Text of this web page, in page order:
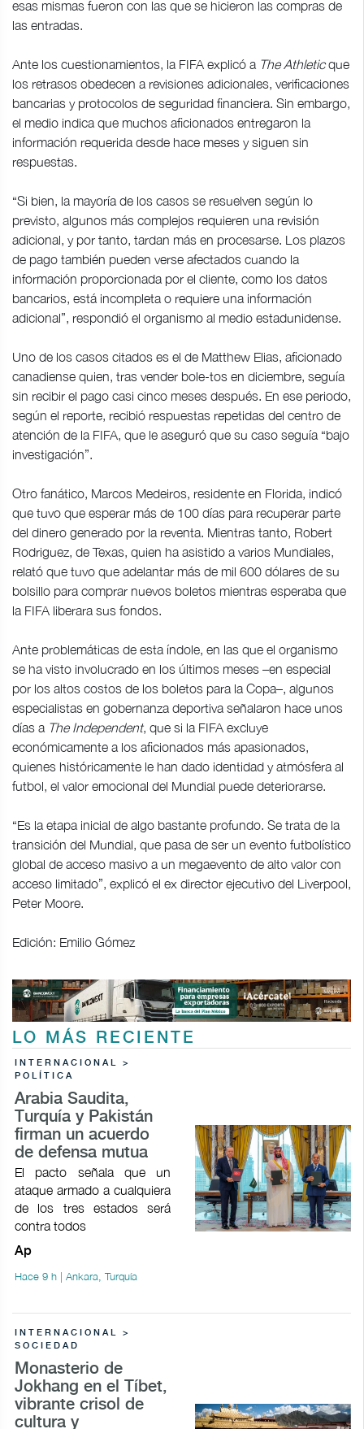
esas mismas fueron con las que se hicieron las compras de
las entradas.
Ante los cuestionamientos, la FIFA explicó a The Athleticque
los retrasos obedecen a revisiones adicionales, verificaciones
bancarias y protocolos de seguridad financiera. Sin embargo,
el medio indica que muchos aficionados entregaron la
información requerida desde hace meses y siguen sin
respuestas.
“Si bien, la mayoría de los casos se resuelven según lo
previsto, algunos más complejos requieren una revisión
adicional, y por tanto, tardan más en procesarse. Los plazos
de pago también pueden verse afectados cuando la
información proporcionada por el cliente, como los datos
bancarios, está incompleta o requiere una información
adicional”, respondió el organismo al medio estadunidense.
Uno de los casos citados es el de Matthew Elias, aficionado
canadiense quien, tras vender bole-tos en diciembre, seguía
sin recibir el pago casi cinco meses después. En ese periodo,
según el reporte, recibió respuestas repetidas del centro de
atención de la FIFA, que le aseguró que su caso seguía “bajo
investigación”.
Otro fanático, Marcos Medeiros, residente en Florida, indicó
que tuvo que esperar más de 100 días para recuperar parte
del dinero generado por la reventa. Mientras tanto, Robert
Rodriguez, de Texas, quien ha asistido a varios Mundiales,
relató que tuvo que adelantar más de mil 600 dólares de su
bolsillo para comprar nuevos boletos mientras esperaba que
la FIFA liberara sus fondos.
Ante problemáticas de esta índole, en las que el organismo
se ha visto involucrado en los últimos meses –en especial
por los altos costos de los boletos para la Copa–, algunos
especialistas en gobernanza deportiva señalaron hace unos
días a The Independent, que si la FIFA excluye
económicamente a los aficionados más apasionados,
quienes históricamente le han dado identidad y atmósfera al
futbol, el valor emocional del Mundial puede deteriorarse.
“Es la etapa inicial de algo bastante profundo. Se trata de la
transición del Mundial, que pasa de ser un evento futbolístico
global de acceso masivo a un megaevento de alto valor con
acceso limitado”, explicó el ex director ejecutivo del Liverpool,
Peter Moore.
Edición: Emilio Gómez
LO MÁS RECIENTE
INTERNACIONAL >
POLÍTICA
Arabia Saudita,
Turquía y Pakistán
firman un acuerdo
de defensa mutua
El pacto señala que un
ataque armado a cualquiera
de los tres estados será
contra todos
Ap
Hace 9 h | Ankara, Turquía
INTERNACIONAL >
SOCIEDAD
Monasterio de
Jokhang en el Tíbet,
vibrante crisol de
cultura y